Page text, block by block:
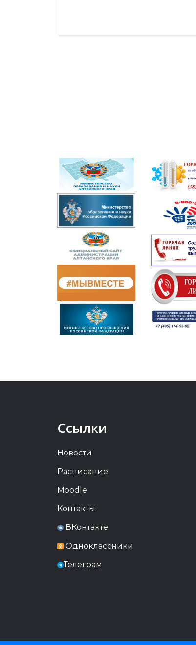
Ссылки
Новости
Расписание
Moodle
Контакты
ВКонтакте
Одноклассники
Телеграм